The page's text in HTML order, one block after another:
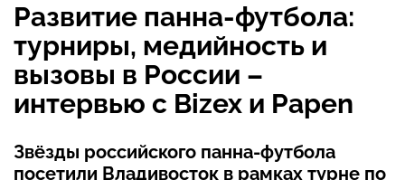
Развитие панна-футбола:
турниры, медийность и
вызовы в России –
интервью с Bizex и Papen
Звёзды российского панна-футбола
посетили Владивосток в рамках турне по